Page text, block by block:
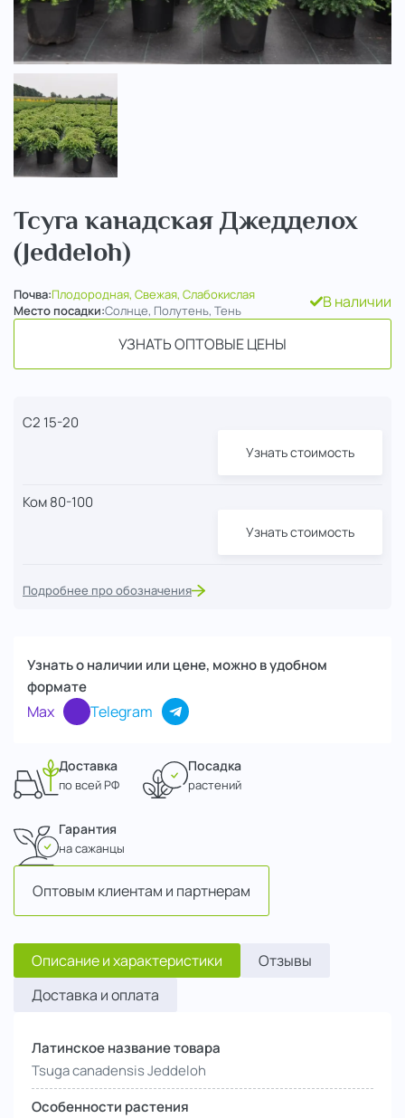
Тсуга канадская Джедделох
(Jeddeloh)
Почва:Плодородная, Свежая, Слабокислая
Место посадки:Солнце, Полутень, Тень В наличии
УЗНАТЬ ОПТОВЫЕ ЦЕНЫ
С2 15-20
Узнать стоимость
Ком 80-100
Узнать стоимость
Подробнее про обозначения
Узнать о наличии или цене, можно в удобном
формате
Max Telegram
Доставка
по всей РФ
Посадка
растений
Гарантия
на сажанцы
Оптовым клиентам и партнерам
Описание и характеристики
Отзывы
Доставка и оплата
Латинское название товара
Tsuga canadensis Jeddeloh
Особенности растения